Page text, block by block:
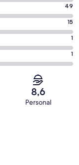
49
15
1
1
8,6
Personal